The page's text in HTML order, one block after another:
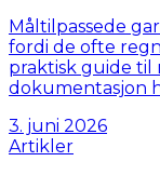
Måltilpassede
fordi de ofte
praktisk guide til
dokumentasjon
3. juni 2026
Artikler